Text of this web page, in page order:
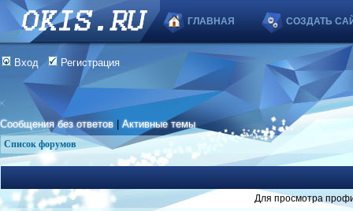
ГЛАВНАЯ СОЗДАТЬ
Вход Регистрация
Сообщения без ответов |Активные темы
Список форумов
Для просмотра